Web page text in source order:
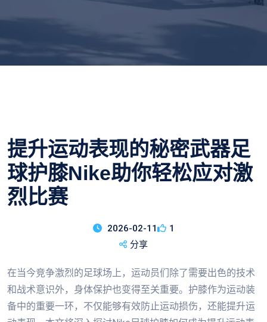
提升运动表现的秘密武器足
球护膝Nike助你轻松应对激
烈比赛
2026-02-11
1
分享
在当今竞争激烈的足球场上，运动员们除了需要出色的技术
和战术意识外，身体保护也变得至关重要。护膝作为运动装
备中的重要一环，不仅能够有效防止运动损伤，还能提升运